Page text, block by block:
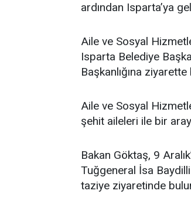
ardından Isparta’ya
Aile ve Sosyal
Isparta Belediye
Başkanlığına
Aile ve Sosyal
şehit aileleri ile bir
Bakan Göktaş, 9
Tuğgeneral İsa
taziye ziyaretinde